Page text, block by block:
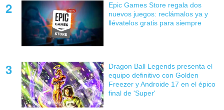
Epic Games Store regala dos
nuevos juegos: reclámalos ya y
llévatelos gratis para siempre
Dragon Ball Legends presenta el
equipo definitivo con Golden
Freezer y Androide 17 en el épico
final de 'Super'